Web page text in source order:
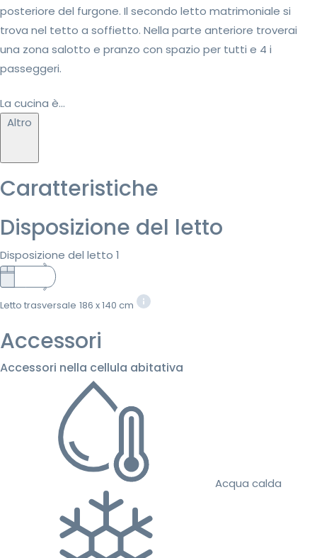
posteriore del furgone. Il secondo letto matrimoniale si
trova nel tetto a soffietto. Nella parte anteriore troverai
una zona salotto e pranzo con spazio per tutti e 4 i
passeggeri.
La cucina è...
Altro
Caratteristiche
Disposizione del letto
Disposizione del letto 1
Letto trasversale 186 x 140 cm
Accessori
Accessori nella cellula abitativa
Acqua calda